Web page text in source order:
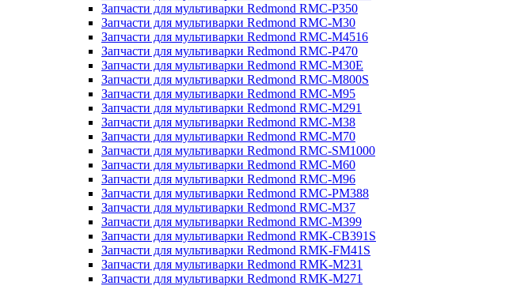
Запчасти для мультиварки Redmond RMC-P350
Запчасти для мультиварки Redmond RMC-M30
Запчасти для мультиварки Redmond RMC-M4516
Запчасти для мультиварки Redmond RMC-P470
Запчасти для мультиварки Redmond RMC-M30E
Запчасти для мультиварки Redmond RMC-M800S
Запчасти для мультиварки Redmond RMC-M95
Запчасти для мультиварки Redmond RMC-M291
Запчасти для мультиварки Redmond RMC-M38
Запчасти для мультиварки Redmond RMC-M70
Запчасти для мультиварки Redmond RMC-SM1000
Запчасти для мультиварки Redmond RMC-M60
Запчасти для мультиварки Redmond RMC-M96
Запчасти для мультиварки Redmond RMC-PM388
Запчасти для мультиварки Redmond RMC-M37
Запчасти для мультиварки Redmond RMC-M399
Запчасти для мультиварки Redmond RMK-CB391S
Запчасти для мультиварки Redmond RMK-FM41S
Запчасти для мультиварки Redmond RMK-M231
Запчасти для мультиварки Redmond RMK-M271